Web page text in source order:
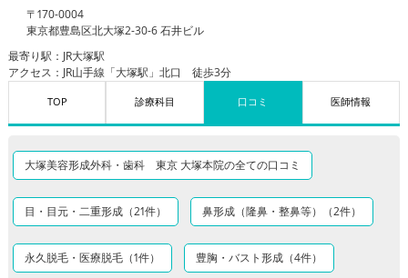
〒170-0004
東京都豊島区北大塚2-30-6 石井ビル
最寄り駅：JR大塚駅
アクセス：JR山手線「大塚駅」北口 徒歩3分
TOP 診療科目 口コミ 医師情報
大塚美容形成外科・歯科 東京 大塚本院の全ての口コミ
目・目元・二重形成（21件） 鼻形成（隆鼻・整鼻等）（2件）
永久脱毛・医療脱毛（1件） 豊胸・バスト形成（4件）